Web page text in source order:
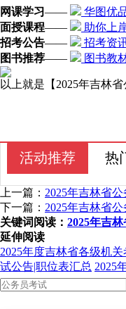
网课学习——
华图优
面授课程——
助你上
招考公告——
招考资
图书推荐—— 图书教
以上就是【2025年吉林
活动推荐 热
上一篇： 2025年吉林省
下一篇： 2025年吉林省
关键词阅读： 2025年吉
延伸阅读
2025年度吉林省各级机
试公告|职位表汇总 2025